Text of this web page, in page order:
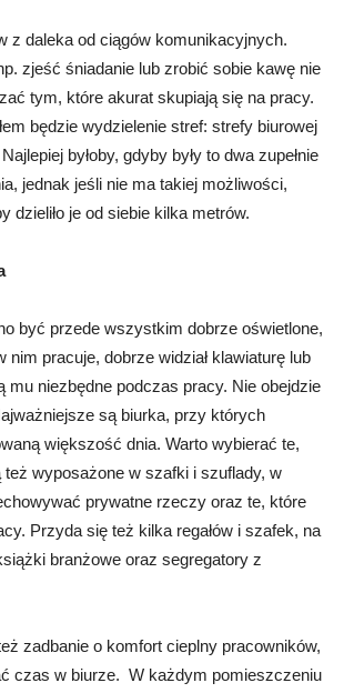
z daleka od ciągów komunikacyjnych.
zjeść śniadanie lub zrobić sobie kawę nie
tym, które akurat skupiają się na pracy.
będzie wydzielenie stref: strefy biurowej
byłoby, gdyby były to dwa zupełnie
jednak jeśli nie ma takiej możliwości,
dzieliło je od siebie kilka metrów.
być przede wszystkim dobrze oświetlone,
nim pracuje, dobrze widział klawiaturę lub
mu niezbędne podczas pracy. Nie obejdzie
są biurka, przy których
większość dnia. Warto wybierać te,
też wyposażone w szafki i szuflady, w
prywatne rzeczy oraz te, które
Przyda się też kilka regałów i szafek, na
branżowe oraz segregatory z
zadbanie o komfort cieplny pracowników,
czas w biurze. W każdym pomieszczeniu